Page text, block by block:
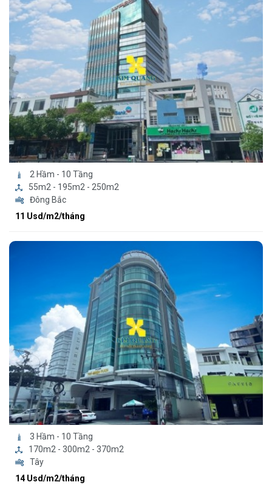
2 Hầm - 10 Tầng
55m2 - 195m2 - 250m2
Đông Bắc
11 Usd/m2/tháng
3 Hầm - 10 Tầng
170m2 - 300m2 - 370m2
Tây
14 Usd/m2/tháng